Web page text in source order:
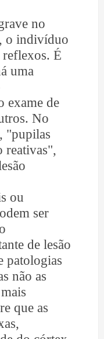
no
o indivíduo
reflexos. É
uma
exame de
No
"pupilas
reativas",
ou
ser
de lesão
patologias
não as
que as